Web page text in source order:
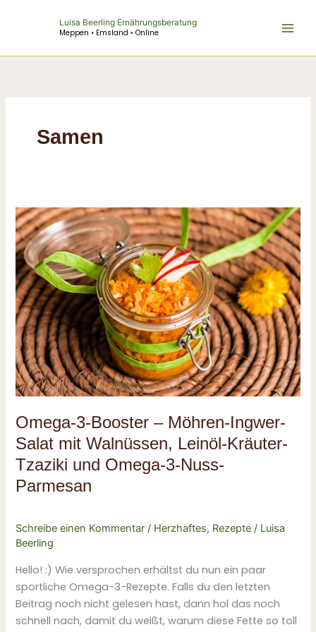
Luisa Beerling Ernährungsberatung
Meppen • Emsland • Online
Samen
Omega-3-Booster – Möhren-Ingwer-
Salat mit Walnüssen, Leinöl-Kräuter-
Tzaziki und Omega-3-Nuss-
Parmesan
Schreibe einen Kommentar / Herzhaftes, Rezepte / Luisa
Beerling
Hello! :) Wie versprochen erhältst du nun ein paar
sportliche Omega-3-Rezepte. Falls du den letzten
Beitrag noch nicht gelesen hast, dann hol das noch
schnell nach, damit du weißt, warum diese Fette so toll
Omega-
3-
Booster
–
Möhren-
Ingwer-
Salat
mit
Walnüssen,
Leinöl-
Kräuter-
Tzaziki
und
Omega-
3-
Nuss-
Parmesan